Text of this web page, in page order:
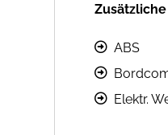
ABS
Elektr.